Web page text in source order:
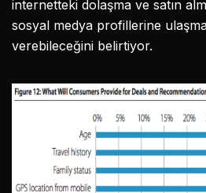
internetteki dolaşma ve satın
sosyal medya profillerine
verebileceğini belirtiyor.